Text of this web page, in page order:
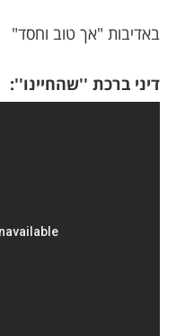
יכול לברך על האחר,
במראה ובטעם יש
תמו – תמז].